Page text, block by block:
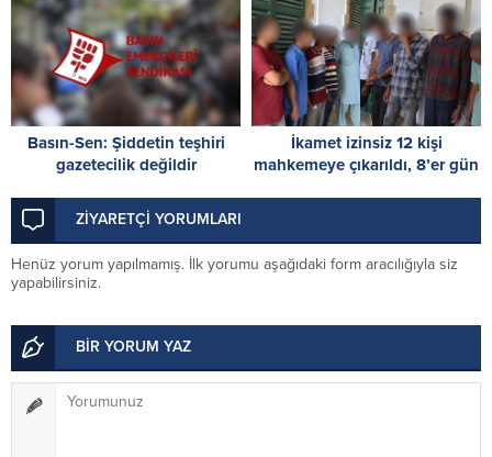
Basın-Sen: Şiddetin teşhiri
gazetecilik değildir
İkamet izinsiz 12 kişi
mahkemeye çıkarıldı, 8’er gün
ZİYARETÇİ YORUMLARI
Henüz yorum yapılmamış. İlk yorumu aşağıdaki form aracılığıyla siz
yapabilirsiniz.
BİR YORUM YAZ